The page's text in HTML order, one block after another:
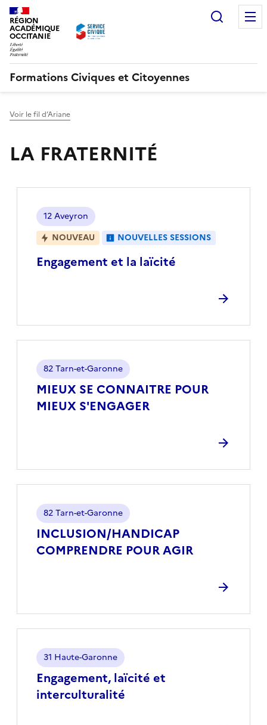
RÉGION
ACADÉMIQUE
OCCITANIE
Formations Civiques et Citoyennes
Voir le fil d’Ariane
LA FRATERNITÉ
Engagement et la laïcité
Localisation
12 Aveyron
NOUVEAU
NOUVELLES SESSIONS
MIEUX SE CONNAITRE POUR
MIEUX S'ENGAGER
Localisation
82 Tarn-et-Garonne
INCLUSION/HANDICAP
COMPRENDRE POUR AGIR
Localisation
82 Tarn-et-Garonne
Engagement, laïcité et
interculturalité
Localisation
31 Haute-Garonne